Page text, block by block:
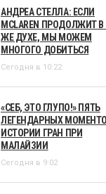
АНДРЕА СТЕЛЛА: ЕСЛИ
MCLAREN ПРОДОЛЖИТ
ЖЕ ДУХЕ, МЫ МОЖЕМ
МНОГОГО ДОБИТЬСЯ
Сегодня в 10:22
«СЕБ, ЭТО ГЛУПО!» ПЯТЬ
ЛЕГЕНДАРНЫХ
ИСТОРИИ ГРАН ПРИ
МАЛАЙЗИИ
Сегодня в 9:02